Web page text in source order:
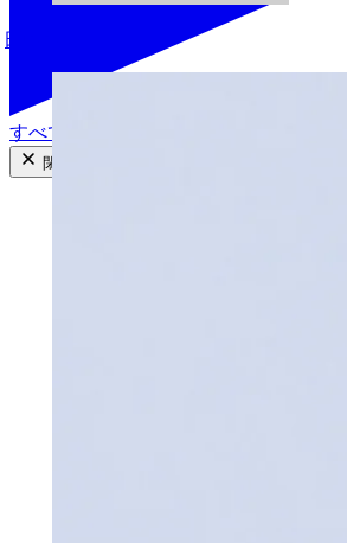
すべての商品を見る
閉じる
田中慧美